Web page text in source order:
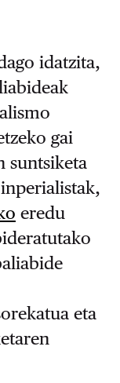
idatzita,
gai
suntsiketa
eredu
eta